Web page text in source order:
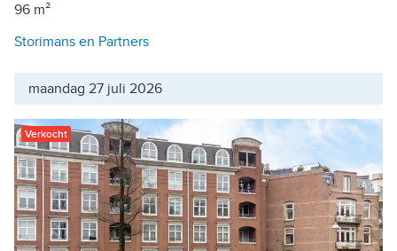
96 m²
Storimans en Partners
maandag 27 juli 2026
Verkocht